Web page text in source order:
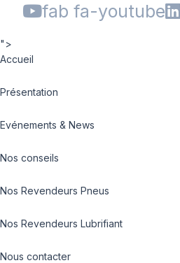
fab fa-youtube
">
Accueil
Présentation
Evénements & News
Nos conseils
Nos Revendeurs Pneus
Nos Revendeurs Lubrifiant
Nous contacter